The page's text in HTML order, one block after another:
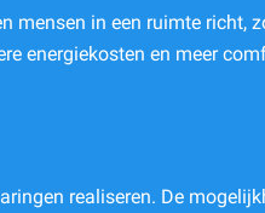
in een ruimte richt,
energiekosten en meer
realiseren. De